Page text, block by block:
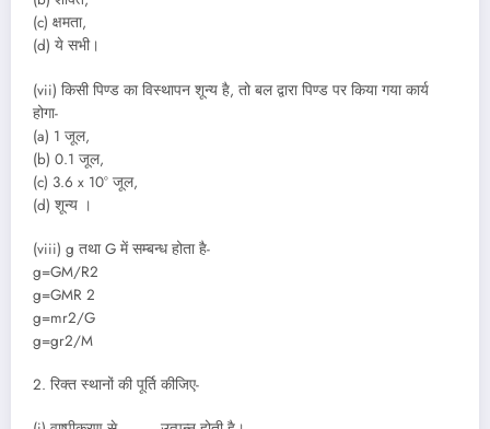
(c) क्षमता,
(d) ये सभी।
(vii) किसी पिण्ड का विस्थापन शून्य है, तो बल द्वारा पिण्ड पर किया गया कार्य
होगा-
(a) 1 जूल,
(b) 0.1 जूल,
(c) 3.6 x 10° जूल,
(d) शून्य ।
(viii) g तथा G में सम्बन्ध होता है-
g=GM/R2
g=GMR 2
g=mr2/G
g=gr2/M
2. रिक्त स्थानों की पूर्ति कीजिए-